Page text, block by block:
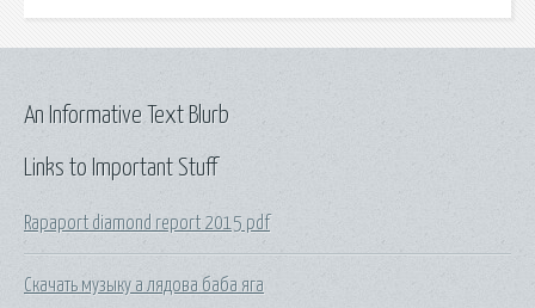
Links to Important Stuff
Rapaport diamond report 2015 pdf
Скачать музыку а лядова баба яга
An Informative Text Blurb